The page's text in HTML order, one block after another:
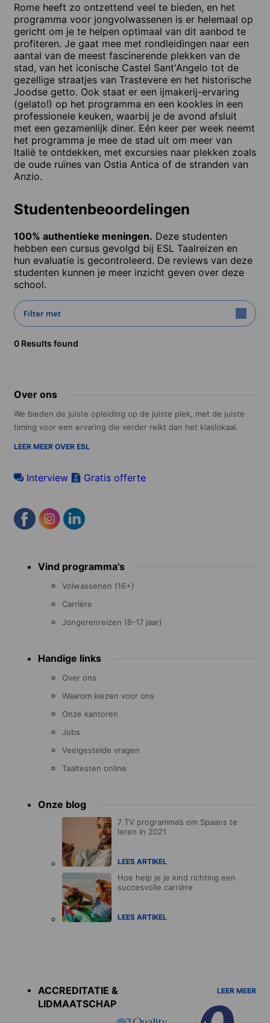
Rome heeft zo ontzettend veel te bieden, en het
programma voor jongvolwassenen is er helemaal op
gericht om je te helpen optimaal van dit aanbod te
profiteren. Je gaat mee met rondleidingen naar een
aantal van de meest fascinerende plekken van de
stad, van het iconische Castel Sant'Angelo tot de
gezellige straatjes van Trastevere en het historische
Joodse getto. Ook staat er een ijmakerij-ervaring
(gelato!) op het programma en een kookles in een
professionele keuken, waarbij je de avond afsluit
met een gezamenlijk diner. Eén keer per week neemt
het programma je mee de stad uit om meer van
Italië te ontdekken, met excursies naar plekken zoals
de oude ruïnes van Ostia Antica of de stranden van
Anzio.
Studentenbeoordelingen
100% authentieke meningen. Deze studenten
hebben een cursus gevolgd bij ESL Taalreizen en
hun evaluatie is gecontroleerd. De reviews van deze
studenten kunnen je meer inzicht geven over deze
school.
Filter met
0 Results found
Over ons
We bieden de juiste opleiding op de juiste plek, met de juiste
timing voor een ervaring die verder reikt dan het klaslokaal.
LEER MEER OVER ESL
Interview Gratis offerte
menuVind programma's
Volwassenen (16+)
Carrière
Jongerenreizen (8-17 jaar)
Handige links
Over ons
Waarom kiezen voor ons
Onze kantoren
Jobs
Veelgestelde vragen
Taaltesten online
Onze blog
7 TV programma’s om Spaans te
leren in 2021
LEES ARTIKEL
Hoe help je je kind richting een
succesvolle carrière
LEES ARTIKEL
ACCREDITATIE &
LIDMAATSCHAP
LEER MEER